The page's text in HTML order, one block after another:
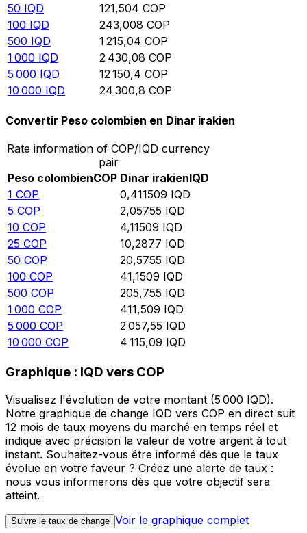
50 IQD 121,504 COP
100 IQD 243,008 COP
500 IQD 1 215,04 COP
1 000 IQD 2 430,08 COP
5 000 IQD 12 150,4 COP
10 000 IQD 24 300,8 COP
Convertir Peso colombien en Dinar irakien
Rate information of COP/IQD currency
pair
Peso colombienCOP Dinar irakienIQD
1 COP 0,411509 IQD
5 COP 2,05755 IQD
10 COP 4,11509 IQD
25 COP 10,2877 IQD
50 COP 20,5755 IQD
100 COP 41,1509 IQD
500 COP 205,755 IQD
1 000 COP 411,509 IQD
5 000 COP 2 057,55 IQD
10 000 COP 4 115,09 IQD
Graphique : IQD vers COP
Visualisez l'évolution de votre montant (5 000 IQD).
Notre graphique de change IQD vers COP en direct suit
12 mois de taux moyens du marché en temps réel et
indique avec précision la valeur de votre argent à tout
instant. Souhaitez-vous être informé dès que le taux
évolue en votre faveur ? Créez une alerte de taux :
nous vous informerons dès que votre objectif sera
atteint.
Suivre le taux de change Voir le graphique complet